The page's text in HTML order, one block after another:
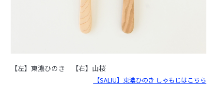
【左】東濃ひのき 【右】山桜
【SALIU】東濃ひのき しゃもじはこちら